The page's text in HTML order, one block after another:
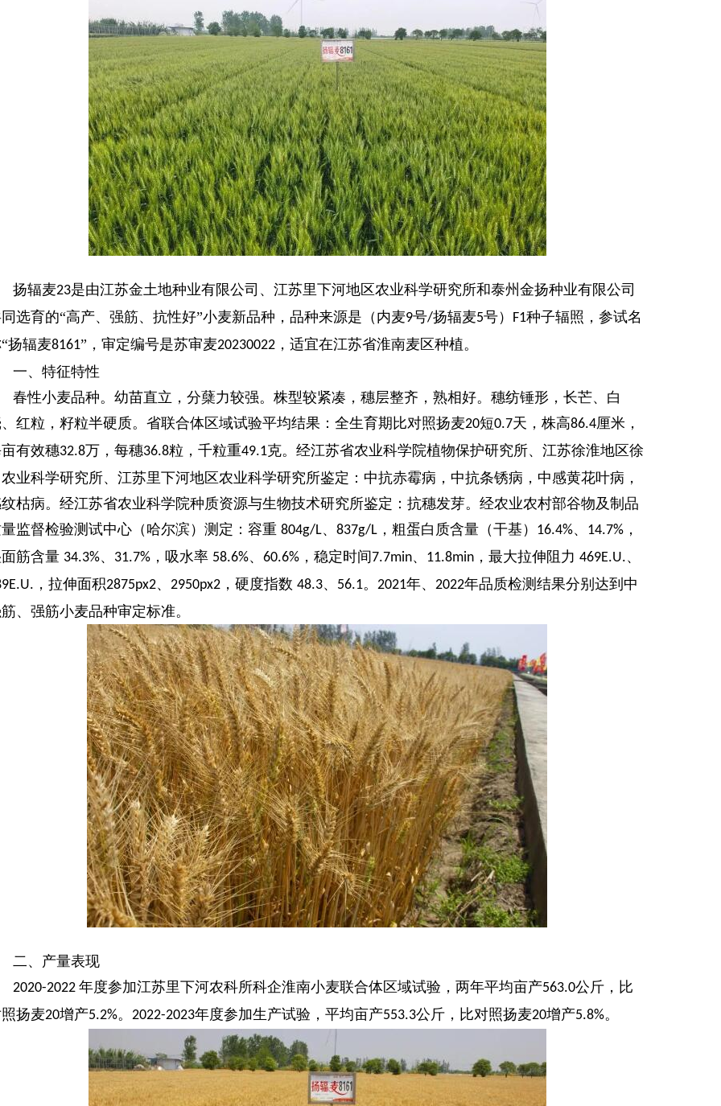
扬辐麦23是由江苏金土地种业有限公司、江苏里下河地区农业科学研究所和泰州金扬种业有限公司
选育的“高产、强筋、抗性好”小麦新品种，品种来源是（内麦9号/扬辐麦5号） F1种子辐照，参试名
扬辐麦8161”，审定编号是苏审麦20230022 ，适宜在江苏省淮南麦区种植。
一、 特征特性
春性小麦品种。幼苗直立，分蘖力较强。株型较紧凑，穗层整齐，熟相好。穗纺锤形，长芒、白
红粒，籽粒半硬质。省联合体区域试验平均结果：全生育期比对照扬麦20短0.7天，株高86.4厘米，
有效穗32.8万，每穗36.8粒，千粒重49.1克。经江苏省农业科学院植物保护研究所、江苏徐淮地区徐
业科学研究所、江苏里下河地区农业科学研究所鉴定：中抗赤霉病，中抗条锈病，中感黄花叶病，
枯病。经江苏省农业科学院种质资源与生物技术研究所鉴定：抗穗发芽。经农业农村部谷物及制品
监督检验测试中心（哈尔滨）测定：容重 804g/L、 837g/L ，粗蛋白质含量（干基） 16.4%、 14.7% ，
筋含量 34.3%、 31.7% ，吸水率 58.6%、 60.6% ，稳定时间7.7min、 11.8min ，最大拉伸阻力 469E.U.、
，拉伸面积2875px2、 2950px2 ，硬度指数 48.3、 56.1。 2021年、 2022年品质检测结果分别达到中
、强筋小麦品种审定标准。
二、 产量表现
2020-2022 年度参加江苏里下河农科所科企淮南小麦联合体区域试验，两年平均亩产563.0公斤，比
扬麦20增产5.2%。 2022-2023年度参加生产试验，平均亩产553.3公斤，比对照扬麦20增产5.8%。